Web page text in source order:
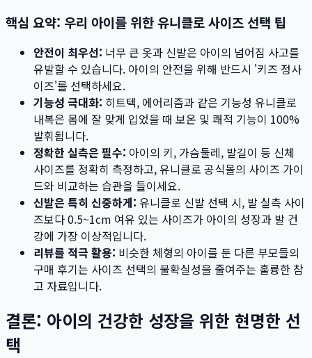
핵심 요약: 우리 아이를 위한 유니클로 사이즈 선택 팁
안전이 최우선: 너무 큰 옷과 신발은 아이의 넘어짐 사고를
유발할 수 있습니다. 아이의 안전을 위해 반드시 '키즈 정사
이즈'를 선택하세요.
기능성 극대화: 히트텍, 에어리즘과 같은 기능성 유니클로
내복은 몸에 잘 맞게 입었을 때 보온 및 쾌적 기능이 100%
발휘됩니다.
정확한 실측은 필수: 아이의 키, 가슴둘레, 발길이 등 신체
사이즈를 정확히 측정하고, 유니클로 공식몰의 사이즈 가이
드와 비교하는 습관을 들이세요.
신발은 특히 신중하게: 유니클로 신발 선택 시, 발 실측 사이
즈보다 0.5~1cm 여유 있는 사이즈가 아이의 성장과 발 건
강에 가장 이상적입니다.
리뷰를 적극 활용: 비슷한 체형의 아이를 둔 다른 부모들의
구매 후기는 사이즈 선택의 불확실성을 줄여주는 훌륭한 참
고 자료입니다.
결론: 아이의 건강한 성장을 위한 현명한 선
택